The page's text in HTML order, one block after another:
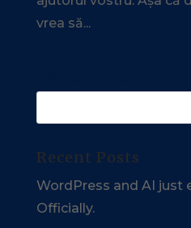
vrea să...
Recent Posts
WordPress and AI just
Officially.